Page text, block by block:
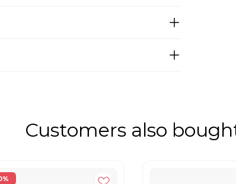
Customers also